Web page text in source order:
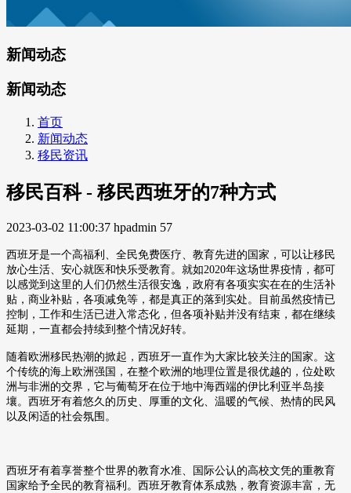
新闻动态
新闻动态
首页
新闻动态
移民资讯
移民百科 - 移民西班牙的7种方式
2023-03-02 11:00:37 hpadmin 57
西班牙是一个高福利、全民免费医疗、教育先进的国家，可以让移民
放心生活、安心就医和快乐受教育。就如2020年这场世界疫情，都可
以感觉到这里的人们仍然生活很安逸，政府有各项实实在在的生活补
贴，商业补贴，各项减免等，都是真正的落到实处。目前虽然疫情已
控制，工作和生活已进入常态化，但各项补贴并没有结束，都在继续
延期，一直都会持续到整个情况好转。
随着欧洲移民热潮的掀起，西班牙一直作为大家比较关注的国家。这
个传统的海上欧洲强国，在整个欧洲的地理位置是很优越的，位处欧
洲与非洲的交界，它与葡萄牙在位于地中海西端的伊比利亚半岛接
壤。西班牙有着悠久的历史、厚重的文化、温暖的气候、热情的民风
以及闲适的社会氛围。
西班牙有着享誉整个世界的教育水准、国际公认的高校文凭的重教育
国家给予全民的教育福利。西班牙教育体系成熟，教育资源丰富，无